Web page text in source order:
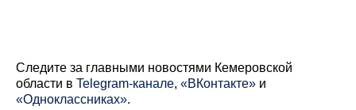
Cледите за главными новостями Кемеровской
области в Telegram-канале, «ВКонтакте» и
«Одноклассниках».